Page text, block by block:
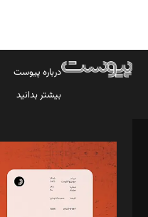
درباره پیوست
بیشتر بدانید
مدیر مسئول: محمدباقر اثنی‌عشری
سردبیر: مهرک محمودی
دبیر تحریریه: میثم قاسمی
د‌بیر ناداستان: سمانه سمیع